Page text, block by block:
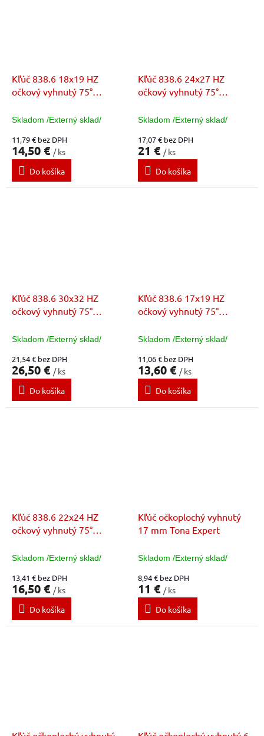
Kľúč 838.6 18x19 HZ
očkový vyhnutý 75°
Skladom /Externý sklad/
11,79 € bez DPH
14,50 € / ks
Do košíka
Kľúč 838.6 24x27 HZ
očkový vyhnutý 75°
Skladom /Externý sklad/
17,07 € bez DPH
21 € / ks
Do košíka
Kľúč 838.6 30x32 HZ
očkový vyhnutý 75°
Skladom /Externý sklad/
21,54 € bez DPH
26,50 € / ks
Do košíka
Kľúč 838.6 17x19 HZ
očkový vyhnutý 75°
Skladom /Externý sklad/
11,06 € bez DPH
13,60 € / ks
Do košíka
Kľúč 838.6 22x24 HZ
očkový vyhnutý 75°
Skladom /Externý sklad/
13,41 € bez DPH
16,50 € / ks
Do košíka
Kľúč očkoplochý vyhnutý
17 mm Tona Expert
Skladom /Externý sklad/
8,94 € bez DPH
11 € / ks
Do košíka